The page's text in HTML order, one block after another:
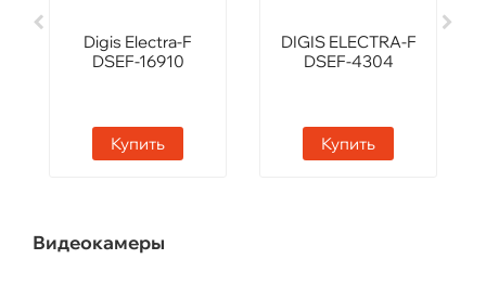
Digis Electra-F
DSEF-16910
Купить
DIGIS ELECTRA-F
DSEF-4304
Купить
Видеокамеры